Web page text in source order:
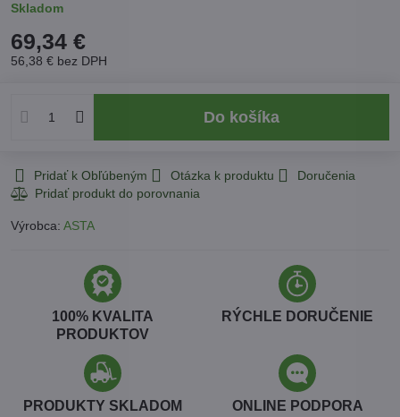
Skladom
69,34 €
56,38 € bez DPH
Do košíka
Pridať k Obľúbeným Otázka k produktu Doručenia
Výrobca: ASTA
100% KVALITA
PRODUKTOV
RÝCHLE DORUČENIE
PRODUKTY SKLADOM ONLINE PODPORA